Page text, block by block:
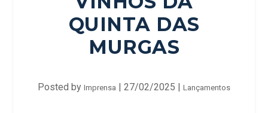
QUINTA DAS
MURGAS
Posted by Imprensa | 27/02/2025 | Lançamentos